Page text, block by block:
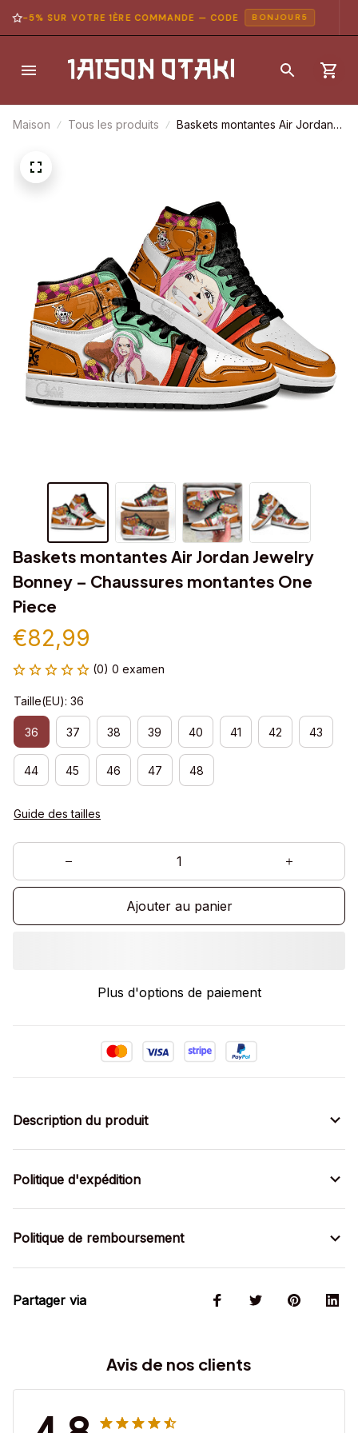
-5% SUR VOTRE 1ÈRE COMMANDE — CODE BONJOUR5
Maison Tous les produits
Baskets montantes Air Jordan
Baskets montantes Air Jordan Jewelry
Bonney – Chaussures montantes One
Piece
€82,99
(0) 0 examen
Taille(EU): 36
36 37 38 39 40 41 42 43
44 45 46 47 48
Guide des tailles
Ajouter au panier
Plus d'options de paiement
Description du produit
Politique d'expédition
Politique de remboursement
Partager via
Avis de nos clients